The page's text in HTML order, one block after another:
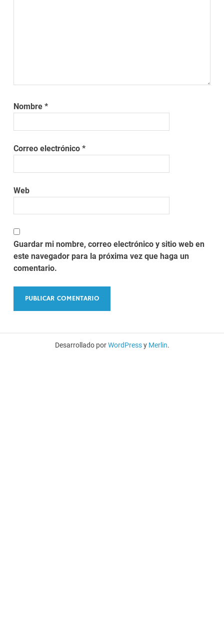
Nombre*
Correo electrónico*
Web
Guardar mi nombre, correo electrónico y sitio web en
este navegador para la próxima vez que haga un
comentario.
Desarrollado porWordPressy Merlin.